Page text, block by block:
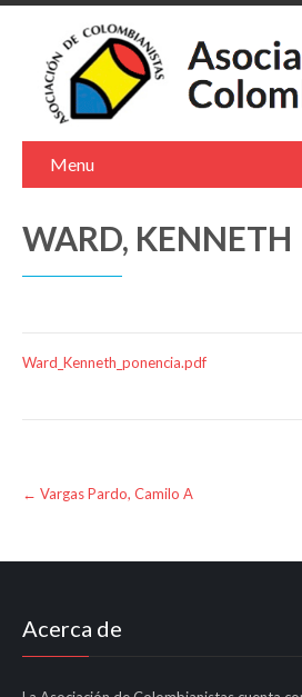
Menu
WARD, KENNETH
Ward_Kenneth_ponencia.pdf
Post
navigation
← Vargas Pardo, Camilo A
Acerca de